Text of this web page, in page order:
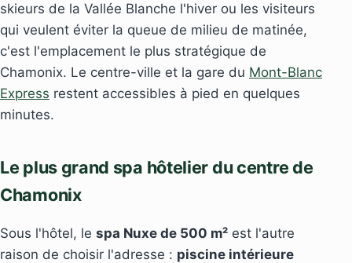
skieurs de la Vallée Blanche l'hiver ou les visiteurs
qui veulent éviter la queue de milieu de matinée,
c'est l'emplacement le plus stratégique de
Chamonix. Le centre-ville et la gare du Mont-Blanc
Express restent accessibles à pied en quelques
minutes.
Le plus grand spa hôtelier du centre de
Chamonix
Sous l'hôtel, le spa Nuxe de 500 m² est l'autre
raison de choisir l'adresse : piscine intérieure